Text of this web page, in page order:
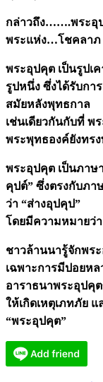
กล่าวถึง…….พระอุ
พระแห่ง…โชคลาภ
พระอุปคุต เป็นรูป
รูปหนึ่ง ซึ่งได้รับกา
สมัยหลังพุทธกาล
เช่นเดียวกันกับที่ พ
พระพุทธองค์ยังทร
พระอุปคุต เป็นภาษ
คุปต์” ซึ่งตรงกับภ
ว่า “ส่างอุปคุป”
โดยมีความหมายว่
ชาวล้านนารู้จักพร
เฉพาะการมีปอยห
อาราธนาพระอุปคุ
ให้เกิดเหตุเภทภัย
“พระอุปคุต”